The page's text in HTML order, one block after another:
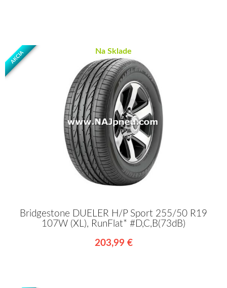
AKCIA Na Sklade
Bridgestone DUELER H/P Sport 255/50 R19
107W (XL), RunFlat* #D,C,B(73dB)
203,99 €